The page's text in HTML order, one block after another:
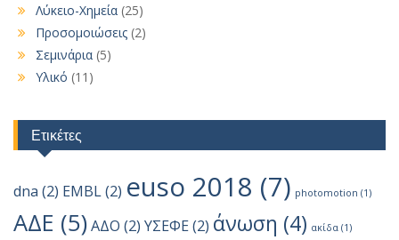
Λύκειο-Χημεία (25)
Προσομοιώσεις (2)
Σεμινάρια (5)
Υλικό (11)
Ετικέτες
dna (2) EMBL(2) euso 2018 (7) photomotion (1)
ΑΔΕ (5)ΑΔΟ (2) ΥΣΕΦΕ(2) άνωση (4) ακίδα (1)